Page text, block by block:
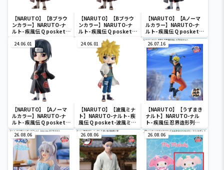
【NARUTO】【Bブラウ
ンカラー】NARUTO-ナ
ルト- 疾風伝 Q posket-
うちはイタチ-
【NARUTO】【Bブラウ
ンカラー】NARUTO-ナ
ルト- 疾風伝 Q posket-
うちはイタチ-
【NARUTO】【Aノーマ
ルカラー】NARUTO-ナ
ルト- 疾風伝 Q posket-
うちはイタチ-
24.06.01
【NARUTO】【Aノーマ
ルカラー】NARUTO-ナ
ルト- 疾風伝 Q posket-
うちはイタチ-
24.06.01
【NARUTO】【波風ミナ
ト】NARUTO-ナルト- 疾
風伝 Q posket-波風ミナ
ト-
26.07.16
【NARUTO】【うずまき
ナルト】NARUTO-ナル
ト- 疾風伝 忍界造形列伝-
うずまきナルト-
26.08.06 26.08.06 26.08.06